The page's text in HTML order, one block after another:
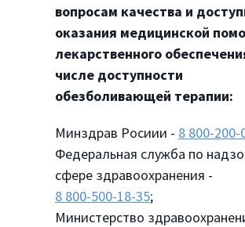
вопросам качества и
оказания медицинской
лекарственного
числе доступности
обезболивающей терапии:
Минздрав Росиии - 8 800-200-
Федеральная служба по
сфере здравоохранения -
8 800-500-18-35;
Министерство